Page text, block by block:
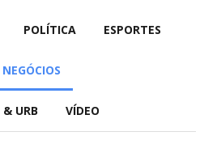
POLÍTICA ESPORTES
& URB VÍDEO